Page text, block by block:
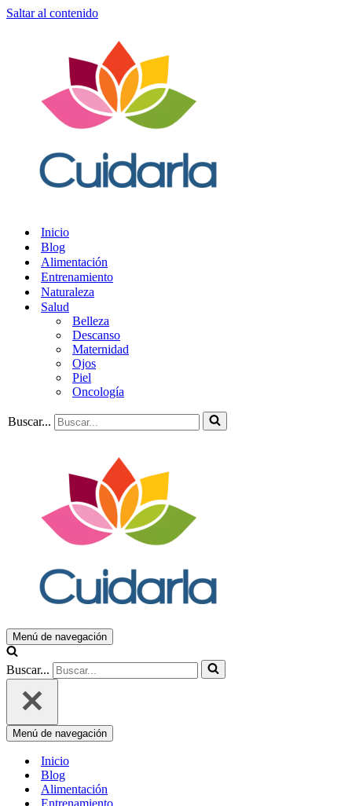
Saltar al contenido
Inicio
Blog
Alimentación
Entrenamiento
Naturaleza
Salud
Belleza
Descanso
Maternidad
Ojos
Piel
Oncología
Buscar...
Menú de navegación
Buscar...
Menú de navegación
Inicio
Blog
Alimentación
Entrenamiento